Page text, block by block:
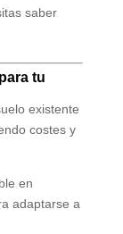
saber
tu
existente
costes y
en
adaptarse a